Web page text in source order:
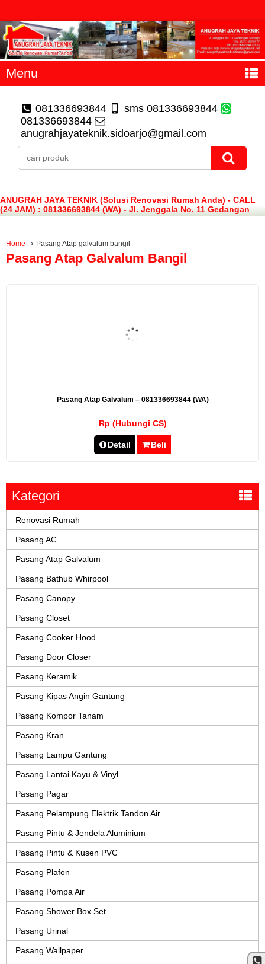
Menu
081336693844
sms 081336693844
081336693844
anugrahjayateknik.sidoarjo@gmail.com
ANUGRAH JAYA TEKNIK (Solusi Renovasi Rumah Anda) - CALL
(24 JAM) : 081336693844 (WA) - Jl. Jenggala No. 11 Gedangan
Sidoarjo
Home Pasang Atap galvalum bangil
Pasang Atap Galvalum Bangil
Pasang Atap Galvalum – 081336693844 (WA)
Rp (Hubungi CS)
Detail Beli
Kategori
Renovasi Rumah
Pasang AC
Pasang Atap Galvalum
Pasang Bathub Whirpool
Pasang Canopy
Pasang Closet
Pasang Cooker Hood
Pasang Door Closer
Pasang Keramik
Pasang Kipas Angin Gantung
Pasang Kompor Tanam
Pasang Kran
Pasang Lampu Gantung
Pasang Lantai Kayu & Vinyl
Pasang Pagar
Pasang Pelampung Elektrik Tandon Air
Pasang Pintu & Jendela Aluminium
Pasang Pintu & Kusen PVC
Pasang Plafon
Pasang Pompa Air
Pasang Shower Box Set
Pasang Urinal
Pasang Wallpaper